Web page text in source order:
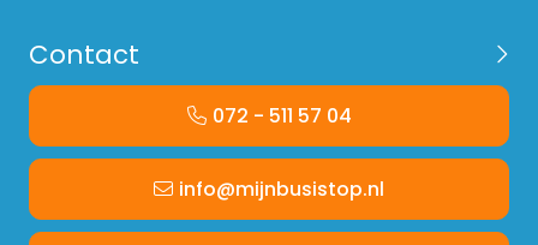
Contact
072 - 511 57 04
info@mijnbusistop.nl